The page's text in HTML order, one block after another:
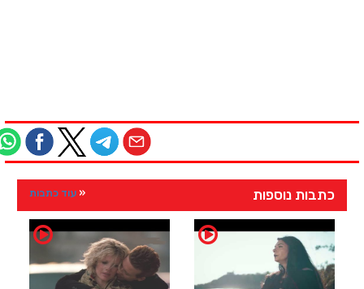
כתבות נוספות עוד כתבות